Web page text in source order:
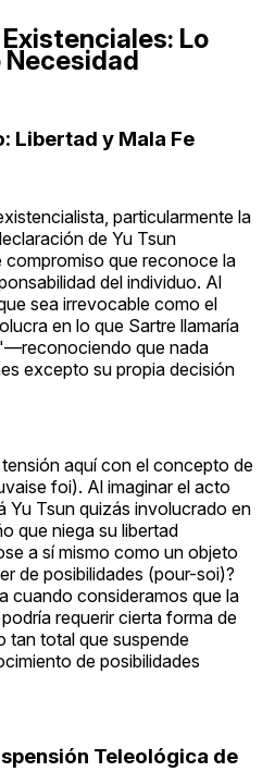
Lo
Necesidad
Libertad y Mala Fe
particularmente la
de Yu Tsun
compromiso que reconoce la
del individuo. Al
sea irrevocable como el
en lo que Sartre llamaría
que nada
excepto su propia decisión
aquí con el concepto de
foi). Al imaginar el acto
Yu Tsun quizás involucrado en
que niega su libertad
a sí mismo como un objeto
de posibilidades (pour-soi)?
cuando consideramos que la
requerir cierta forma de
total que suspende
de posibilidades
Teleológica de